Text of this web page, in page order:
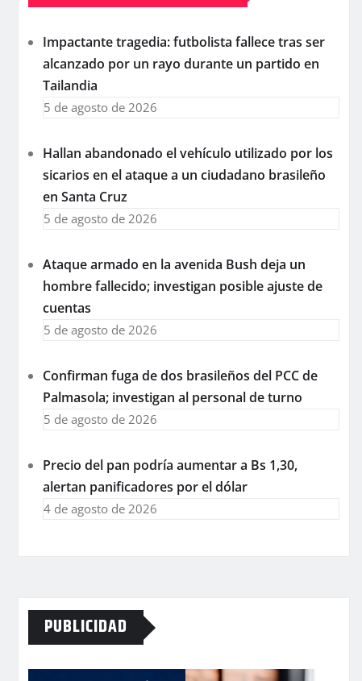
Impactante tragedia: futbolista fallece tras ser
alcanzado por un rayo durante un partido en
Tailandia
5 de agosto de 2026
Hallan abandonado el vehículo utilizado por los
sicarios en el ataque a un ciudadano brasileño
en Santa Cruz
5 de agosto de 2026
Ataque armado en la avenida Bush deja un
hombre fallecido; investigan posible ajuste de
cuentas
5 de agosto de 2026
Confirman fuga de dos brasileños del PCC de
Palmasola; investigan al personal de turno
5 de agosto de 2026
Precio del pan podría aumentar a Bs 1,30,
alertan panificadores por el dólar
4 de agosto de 2026
PUBLICIDAD